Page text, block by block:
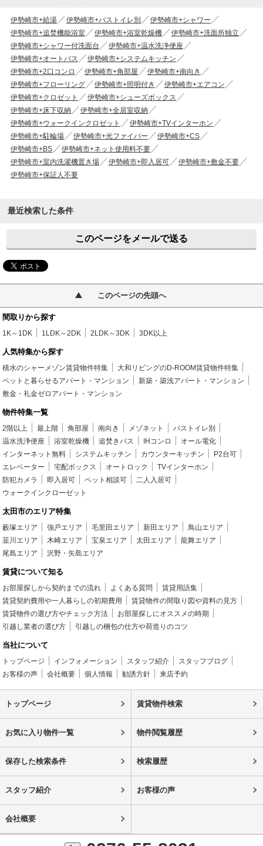
伊勢崎市+給湯 伊勢崎市+バストイレ別
伊勢崎市+シャワー
伊勢崎市+追焚機能浴室
伊勢崎市+浴室乾燥機
伊勢崎市+洗面所独立
伊勢崎市+シャワー付洗面台
伊勢崎市+温水洗浄便座
伊勢崎市+オートバス
伊勢崎市+システムキッチン
伊勢崎市+2口コンロ
伊勢崎市+角部屋
伊勢崎市+南向き
伊勢崎市+フローリング
伊勢崎市+照明付き
伊勢崎市+エアコン
伊勢崎市+クロゼット
伊勢崎市+シューズボックス
伊勢崎市+床下収納
伊勢崎市+全居室収納
伊勢崎市+ウォークインクロゼット
伊勢崎市+TVインターホン
伊勢崎市+駐輪場
伊勢崎市+光ファイバー
伊勢崎市+CS
伊勢崎市+BS
伊勢崎市+ネット使用料不要
伊勢崎市+室内洗濯機置き場
伊勢崎市+即入居可
伊勢崎市+敷金不要
伊勢崎市+保証人不要
最近検索した条件
このページをメールで送る
このページの先頭へ
間取りから探す
1K～1DK 1LDK～2DK 2LDK～3DK 3DK以上
人気特集から探す
積水のシャーメゾン賃貸物件特集
大和リビングのD-ROOM賃貸物件特集
ペットと暮らせるアパート・マンション
新築・築浅アパート・マンション
敷金・礼金ゼロアパート・マンション
物件特集一覧
2階以上 最上階 角部屋 南向き メゾネット
バストイレ別
温水洗浄便座
浴室乾燥機 追焚きバス IHコンロ
オール電化
インターネット無料
システムキッチン カウンターキッチン
P2台可
エレベーター
宅配ボックス オートロック
TVインターホン
防犯カメラ
即入居可 ペット相談可
二人入居可
ウォークインクローゼット
太田市のエリア特集
藪塚エリア 強戸エリア 毛里田エリア 新田エリア
鳥山エリア
韮川エリア
木崎エリア 宝泉エリア 太田エリア
龍舞エリア
尾島エリア
沢野・矢島エリア
賃貸について知る
お部屋探しから契約までの流れ よくある質問
賃貸用語集
賃貸契約費用や一人暮らしの初期費用
賃貸物件の間取り図や資料の見方
賃貸物件の選び方やチェック方法
お部屋探しにオススメの時期
引越し業者の選び方
引越しの梱包の仕方や荷造りのコツ
当社について
トップページ インフォメーション スタッフ紹介
スタッフブログ
お客様の声
会社概要 個人情報 勧誘方針 来店予約
トップページ 賃貸物件検索
お気に入り物件一覧 物件閲覧履歴
保存した検索条件 検索履歴
スタッフ紹介 お客様の声
会社概要